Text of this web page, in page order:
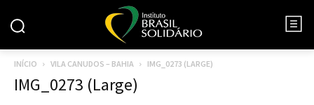
INÍCIO VILA CANUDOS – BAHIA IMG_0273 (LARGE)
IMG_0273 (Large)